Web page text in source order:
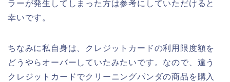
ラーが発生してしまった方は参考にしていただけると
幸いです。
ちなみに私自身は、クレジットカードの利用限度額を
どうやらオーバーしていたみたいです。なので、違う
クレジットカードでクリーニングパンダの商品を購入